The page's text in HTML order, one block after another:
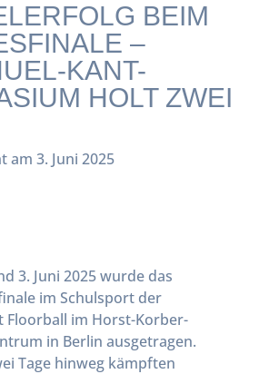
BEIM
–
KANT-
HOLT ZWEI
am 3. Juni 2025
3. Juni 2025 wurde das
im Schulsport der
Floorball im Horst-Korber-
in Berlin ausgetragen.
Tage hinweg kämpften